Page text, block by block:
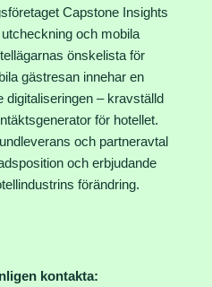
Capstone Insights
och mobila
önskelista för
gästresan innehar en
digitaliseringen – kravställd
för hotellet.
och partneravtal
och erbjudande
förändring.
kontakta: